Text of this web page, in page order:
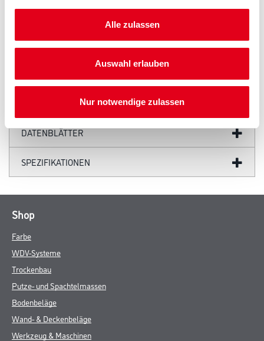
Alle zulassen
Auswahl erlauben
Nur notwendige zulassen
GEFAHRENHINWEISE
DATENBLÄTTER
SPEZIFIKATIONEN
Shop
Farbe
WDV-Systeme
Trockenbau
Putze- und Spachtelmassen
Bodenbeläge
Wand- & Deckenbeläge
Werkzeug & Maschinen